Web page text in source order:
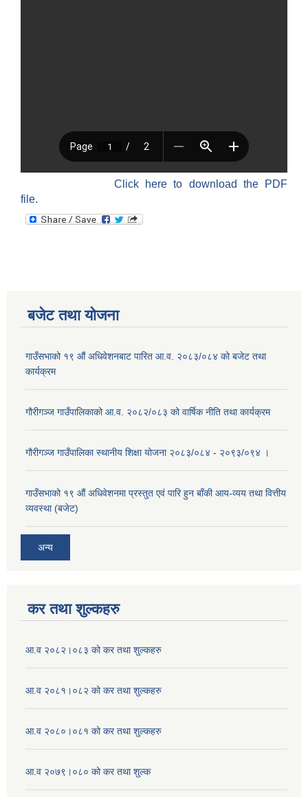
Click here to download the PDF
file.
बजेट तथा याेजना
गाउँसभाको १९ औं अधिवेशनबाट पारित आ.व. २०८३/०८४ को बजेट तथा
कार्यक्रम
गौरीगञ्ज गाउँपालिकाको आ.व. २०८२/०८३ को वार्षिक नीति तथा कार्यक्रम
गौरीगञ्ज गाउँपालिका स्थानीय शिक्षा योजना २०८३/०८४ - २०९३/०९४ ।
गाउँसभाको १९ ‌औं अधिवेशनमा प्रस्तुत एवं पारि हुन बाँकी आय-व्यय तथा वित्तीय
व्यवस्था (बजेट)
अन्य
कर तथा शुल्कहरु
आ.व २०८२।०८३ को कर तथा शुल्कहरु
आ.व २०८१।०८२ को कर तथा शुल्कहरु
आ.व २०८०।०८१ को कर तथा शुल्कहरु
आ.व २०७९।०८० को कर तथा शुल्क